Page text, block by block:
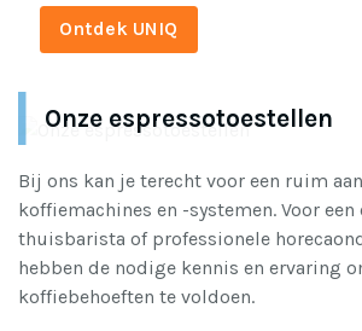
Ontdek UNIQ
Onze espressotoestellen
Bij ons kan je terecht voor een ruim
koffiemachines en -systemen. Voor
thuisbarista of professionele
hebben de nodige kennis en ervaring
koffiebehoeften te voldoen.